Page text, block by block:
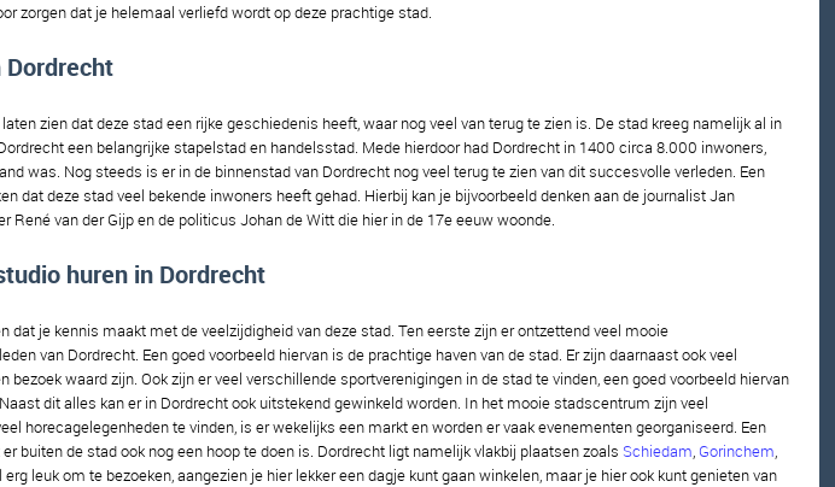
zorgen dat je helemaal verliefd wordt op deze prachtige stad.
zien dat deze stad een rijke geschiedenis heeft, waar nog veel van terug te zien is. De stad kreeg namelijk al in
een belangrijke stapelstad en handelsstad. Mede hierdoor had Dordrecht in 1400 circa 8.000 inwoners,
was. Nog steeds is er in de binnenstad van Dordrecht nog veel terug te zien van dit succesvolle verleden. Een
dat deze stad veel bekende inwoners heeft gehad. Hierbij kan je bijvoorbeeld denken aan de journalist Jan
René van der Gijp en de politicus Johan de Witt die hier in de 17e eeuw woonde.
huren in Dordrecht
dat je kennis maakt met de veelzijdigheid van deze stad. Ten eerste zijn er ontzettend veel mooie
van Dordrecht. Een goed voorbeeld hiervan is de prachtige haven van de stad. Er zijn daarnaast ook veel
waard zijn. Ook zijn er veel verschillende sportverenigingen in de stad te vinden, een goed voorbeeld hiervan
dit alles kan er in Dordrecht ook uitstekend gewinkeld worden. In het mooie stadscentrum zijn veel
horecagelegenheden te vinden, is er wekelijks een markt en worden er vaak evenementen georganiseerd. Een
buiten de stad ook nog een hoop te doen is. Dordrecht ligt namelijk vlakbij plaatsen zoals Schiedam, Gorinchem,
leuk om te bezoeken, aangezien je hier lekker een dagje kunt gaan winkelen, maar je hier ook kunt genieten van